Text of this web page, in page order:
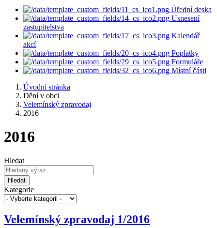
Úřední deska
Usnesení
zastupitelstva
Kalendář
akcí
Poplatky
Formuláře
Místní části
Úvodní stránka
Dění v obci
Velemínský zpravodaj
2016
2016
Hledat
Hledat
Kategorie
Velemínský zpravodaj 1/2016